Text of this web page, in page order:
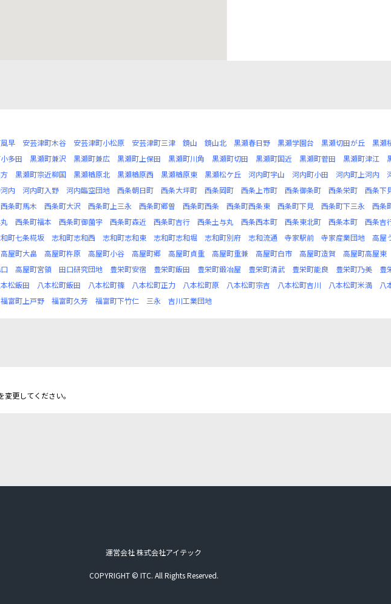
早 安芸津町木谷 安芸津町小松原 安芸津町三津 鏡山 鏡山北 黒瀬春日野 黒瀬学園台 黒瀬切田が丘
黒瀬
多田 黒瀬町兼沢 黒瀬町兼広 黒瀬町上保田 黒瀬町川角 黒瀬町切田 黒瀬町国近 黒瀬町菅田 黒瀬町津江
黒瀬町宗近柳国 黒瀬楢原北 黒瀬楢原西 黒瀬楢原東 黒瀬松ケ丘 河内町宇山 河内町小田 河内町上河内
内 河内町入野 河内臨空団地 西条朝日町 西条大坪町 西条岡町 西条上市町 西条御条町 西条栄町
西条下
西条町馬木 西条町大沢 西条町上三永 西条町郷曽 西条町西条 西条町西条東 西条町下見 西条町下三永
西条
西条町福本 西条町御薗宇 西条町森近 西条町吉行 西条土与丸 西条西本町 西条東北町 西条本町
西条吉
町七条椛坂 志和町志和西 志和町志和東 志和町志和堀 志和町別府 志和流通 寺家駅前 寺家産業団地
高屋
高屋町大畠 高屋町杵原 高屋町小谷 高屋町郷 高屋町貞重 高屋町重兼 高屋町白市 高屋町造賀
高屋町高屋東
高屋町宮領 田口研究団地 豊栄町安宿 豊栄町飯田 豊栄町鍛冶屋 豊栄町清武 豊栄町能良 豊栄町乃美
豊
松飯田 八本松町飯田 八本松町篠 八本松町正力 八本松町原 八本松町宗吉 八本松町吉川 八本松町米満
八
福富町上戸野 福富町久芳 福富町下竹仁 三永 吉川工業団地
更してください。
運営会社 株式会社アイテック
COPYRIGHT © ITC. All Rights Reserved.